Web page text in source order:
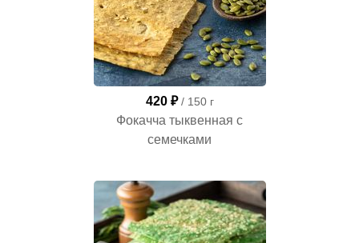
420 ₽ / 150 г
Фокачча тыквенная с
семечками